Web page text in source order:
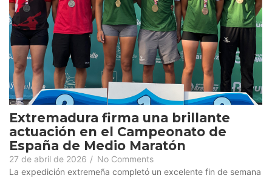
Extremadura firma una brillante
actuación en el Campeonato de
España de Medio Maratón
27 de abril de 2026 / No Comments
La expedición extremeña completó un excelente fin de semana